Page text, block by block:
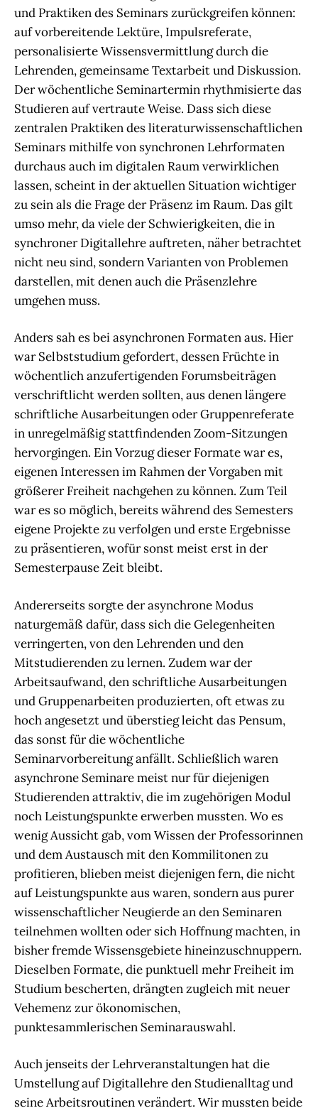
und Praktiken des Seminars zurückgreifen können:
auf vorbereitende Lektüre, Impulsreferate,
personalisierte Wissensvermittlung durch die
Lehrenden, gemeinsame Textarbeit und Diskussion.
Der wöchentliche Seminartermin rhythmisierte das
Studieren auf vertraute Weise. Dass sich diese
zentralen Praktiken des literaturwissenschaftlichen
Seminars mithilfe von synchronen Lehrformaten
durchaus auch im digitalen Raum verwirklichen
lassen, scheint in der aktuellen Situation wichtiger
zu sein als die Frage der Präsenz im Raum. Das gilt
umso mehr, da viele der Schwierigkeiten, die in
synchroner Digitallehre auftreten, näher betrachtet
nicht neu sind, sondern Varianten von Problemen
darstellen, mit denen auch die Präsenzlehre
umgehen muss.
Anders sah es bei asynchronen Formaten aus. Hier
war Selbststudium gefordert, dessen Früchte in
wöchentlich anzufertigenden Forumsbeiträgen
verschriftlicht werden sollten, aus denen längere
schriftliche Ausarbeitungen oder Gruppenreferate
in unregelmäßig stattfindenden Zoom-Sitzungen
hervorgingen. Ein Vorzug dieser Formate war es,
eigenen Interessen im Rahmen der Vorgaben mit
größerer Freiheit nachgehen zu können. Zum Teil
war es so möglich, bereits während des Semesters
eigene Projekte zu verfolgen und erste Ergebnisse
zu präsentieren, wofür sonst meist erst in der
Semesterpause Zeit bleibt.
Andererseits sorgte der asynchrone Modus
naturgemäß dafür, dass sich die Gelegenheiten
verringerten, von den Lehrenden und den
Mitstudierenden zu lernen. Zudem war der
Arbeitsaufwand, den schriftliche Ausarbeitungen
und Gruppenarbeiten produzierten, oft etwas zu
hoch angesetzt und überstieg leicht das Pensum,
das sonst für die wöchentliche
Seminarvorbereitung anfällt. Schließlich waren
asynchrone Seminare meist nur für diejenigen
Studierenden attraktiv, die im zugehörigen Modul
noch Leistungspunkte erwerben mussten. Wo es
wenig Aussicht gab, vom Wissen der Professorinnen
und dem Austausch mit den Kommilitonen zu
profitieren, blieben meist diejenigen fern, die nicht
auf Leistungspunkte aus waren, sondern aus purer
wissenschaftlicher Neugierde an den Seminaren
teilnehmen wollten oder sich Hoffnung machten, in
bisher fremde Wissensgebiete hineinzuschnuppern.
Dieselben Formate, die punktuell mehr Freiheit im
Studium bescherten, drängten zugleich mit neuer
Vehemenz zur ökonomischen,
punktesammlerischen Seminarauswahl.
Auch jenseits der Lehrveranstaltungen hat die
Umstellung auf Digitallehre den Studienalltag und
seine Arbeitsroutinen verändert. Wir mussten beide